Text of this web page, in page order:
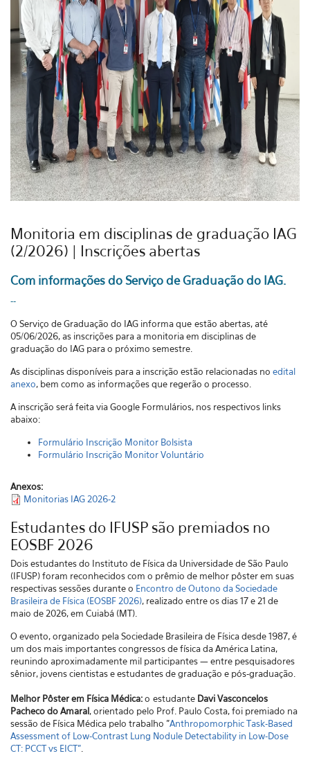
Monitoria em disciplinas de graduação IAG
(2/2026) | Inscrições abertas
Com informações do Serviço de Graduação do IAG.
--
O Serviço de Graduação do IAG informa que estão abertas, até
05/06/2026, as inscrições para a monitoria em disciplinas de
graduação do IAG para o próximo semestre.
As disciplinas disponíveis para a inscrição estão relacionadas no edital
anexo, bem como as informações que regerão o processo.
A inscrição será feita via Google Formulários, nos respectivos links
abaixo:
Formulário Inscrição Monitor Bolsista
Formulário Inscrição Monitor Voluntário
Anexos:
Monitorias IAG 2026-2
Estudantes do IFUSP são premiados no
EOSBF 2026
Dois estudantes do Instituto de Física da Universidade de São Paulo
(IFUSP) foram reconhecidos com o prêmio de melhor pôster em suas
respectivas sessões durante o Encontro de Outono da Sociedade
Brasileira de Física (EOSBF 2026), realizado entre os dias 17 e 21 de
maio de 2026, em Cuiabá (MT).
O evento, organizado pela Sociedade Brasileira de Física desde 1987, é
um dos mais importantes congressos de física da América Latina,
reunindo aproximadamente mil participantes — entre pesquisadores
sênior, jovens cientistas e estudantes de graduação e pós-graduação.
Melhor Pôster em Física Médica:o estudante Davi Vasconcelos
Pacheco do Amaral, orientado pelo Prof. Paulo Costa, foi premiado na
sessão de Física Médica pelo trabalho "Anthropomorphic Task-Based
Assessment of Low-Contrast Lung Nodule Detectability in Low-Dose
CT: PCCT vs EICT"